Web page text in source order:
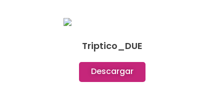
Triptico_DUE
Descargar